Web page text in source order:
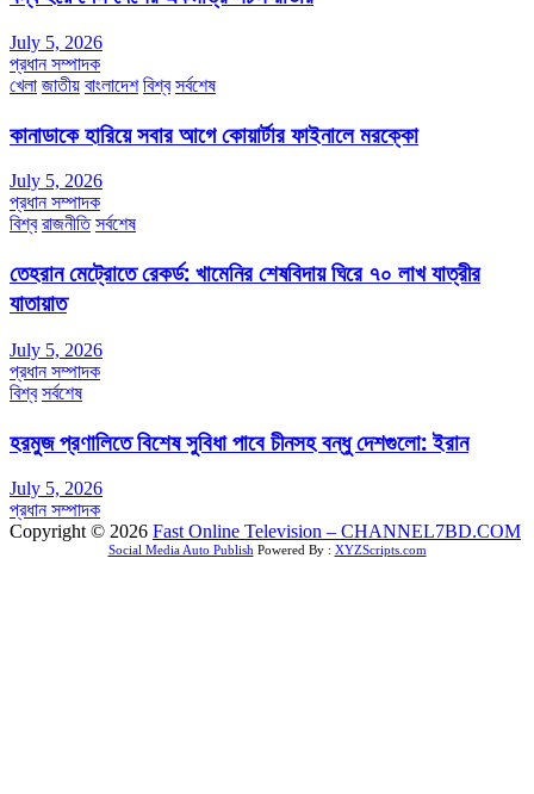
July 5, 2026
প্রধান সম্পাদক
খেলা জাতীয় বাংলাদেশ বিশ্ব সর্বশেষ
কানাডাকে হারিয়ে সবার আগে কোয়ার্টার ফাইনালে মরক্কো
July 5, 2026
প্রধান সম্পাদক
বিশ্ব রাজনীতি সর্বশেষ
তেহরান মেট্রোতে রেকর্ড: খামেনির শেষবিদায় ঘিরে ৭০ লাখ যাত্রীর
যাতায়াত
July 5, 2026
প্রধান সম্পাদক
বিশ্ব সর্বশেষ
হরমুজ প্রণালিতে বিশেষ সুবিধা পাবে চীনসহ বন্ধু দেশগুলো: ইরান
July 5, 2026
প্রধান সম্পাদক
Copyright © 2026 Fast Online Television – CHANNEL7BD.COM
Social Media Auto Publish Powered By : XYZScripts.com